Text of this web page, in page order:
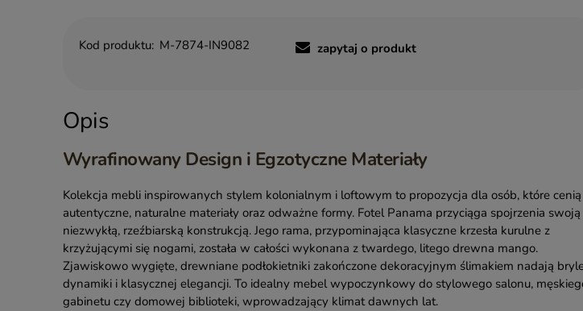
Kod produktu: M-7874-IN9082 zapytaj o produkt
Opis
Wyrafinowany Design i Egzotyczne Materiały
Kolekcja mebli inspirowanych stylem kolonialnym i loftowym to propozycja dla osób, które cenią
autentyczne, naturalne materiały oraz odważne formy. Fotel Panama przyciąga spojrzenia swoją
niezwykłą, rzeźbiarską konstrukcją. Jego rama, przypominająca klasyczne krzesła kurulne z
krzyżującymi się nogami, została w całości wykonana z twardego, litego drewna mango.
Zjawiskowo wygięte, drewniane podłokietniki zakończone dekoracyjnym ślimakiem nadają
dynamiki i klasycznej elegancji. To idealny mebel wypoczynkowy do stylowego salonu,
gabinetu czy domowej biblioteki, wprowadzający klimat dawnych lat.